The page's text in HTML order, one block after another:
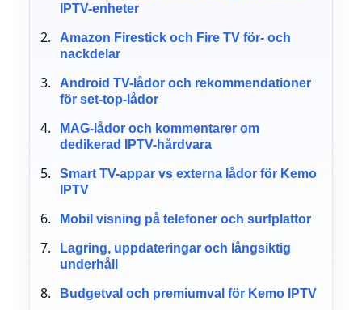
IPTV-enheter
Amazon Firestick och Fire TV för- och
nackdelar
Android TV-lådor och rekommendationer
för set-top-lådor
MAG-lådor och kommentarer om
dedikerad IPTV-hårdvara
Smart TV-appar vs externa lådor för Kemo
IPTV
Mobil visning på telefoner och surfplattor
Lagring, uppdateringar och långsiktig
underhåll
Budgetval och premiumval för Kemo IPTV